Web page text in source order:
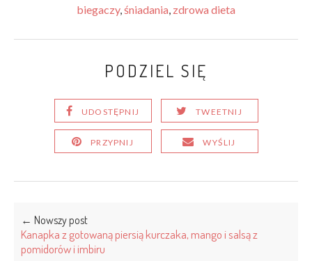
biegaczy,śniadania, zdrowa dieta
PODZIEL SIĘ
UDOSTĘPNIJ TWEETNIJ
PRZYPNIJ WYŚLIJ
← Nowszy post
Kanapka z gotowaną piersią kurczaka, mango i salsą z
pomidorów i imbiru